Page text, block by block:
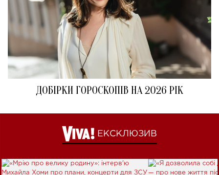
ДОБІРКИ ГОРОСКОПІВ НА 2026 РІК
ЕКСКЛЮЗИВ